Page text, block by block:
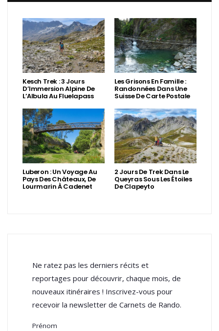
Kesch Trek : 3 Jours
D’Immersion Alpine De
L’Albula Au Fluelapass
Les Grisons En Famille :
Randonnées Dans Une
Suisse De Carte Postale
Luberon : Un Voyage Au
Pays Des Châteaux, De
Lourmarin À Cadenet
2 Jours De Trek Dans Le
Queyras Sous Les Étoiles
De Clapeyto
Ne ratez pas les derniers récits et
reportages pour découvrir, chaque mois, de
nouveaux itinéraires ! Inscrivez-vous pour
recevoir la newsletter de Carnets de Rando.
Prénom